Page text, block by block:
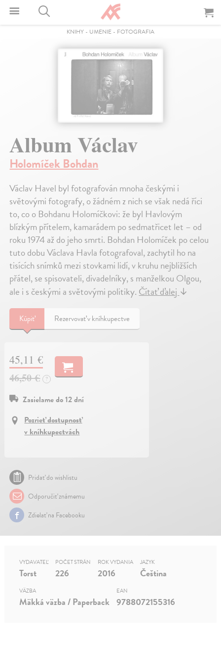
KNIHY - UMENIE - FOTOGRAFIA
Album Václav
Holomíček Bohdan
Václav Havel byl fotografován mnoha českými i
světovými fotografy, o žádném z nich se však nedá říci
to, co o Bohdanu Holomíčkovi: že byl Havlovým
blízkým přítelem, kamarádem po sedmatřicet let – od
roku 1974 až do jeho smrti. Bohdan Holomíček po celou
tuto dobu Václava Havla fotografoval, zachytil ho na
tisících snímků mezi stovkami lidí, v kruhu nejbližších
přátel, se spisovateli, divadelníky, s manželkou Olgou,
ale i s českými a světovými politiky. Čítať ďalej ↓
Kúpiť Rezervovať v kníhkupectve
45,11 €
46,50 €
?
Zasielame do 12 dní
Pozrieť dostupnosť
v kníhkupectvách
Pridať do wishlistu
Odporučiť známemu
Zdielať na Facebooku
VYDAVATEĽ
Torst
POČET STRÁN
226
ROK VYDANIA
2016
JAZYK
Čeština
VÄZBA
Mäkká väzba / Paperback
EAN
9788072155316